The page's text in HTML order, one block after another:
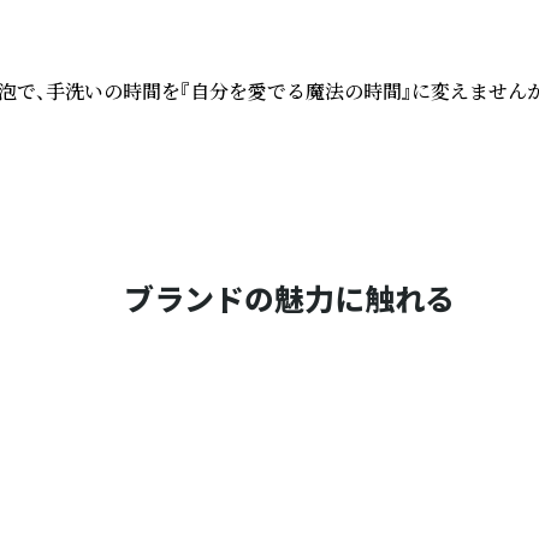
、手洗いの時間を『自分を愛でる魔法の時間』に変えません
ブランドの魅力に触れる